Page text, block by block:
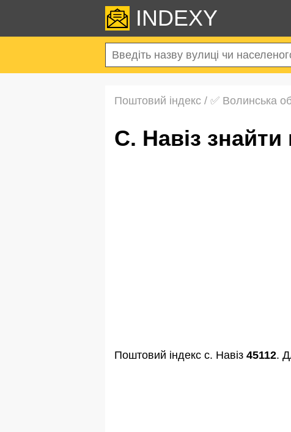
INDEXY
Поштовий індекс / ✅ Волинська
с. Навіз
Поштовий індекс с. Навіз 45112.